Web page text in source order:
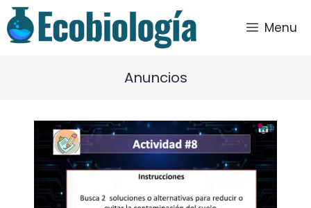
Saltar
al
contenido
Menu
Anuncios